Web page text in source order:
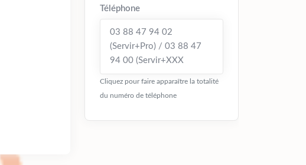
Téléphone
03 88 47 94 02
(Servir+Pro) / 03 88 47
94 00 (Servir+XXX
Cliquez pour faire apparaître la totalité
du numéro de téléphone